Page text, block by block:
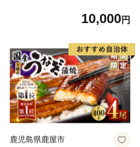
10,000円
鹿児島県鹿屋市